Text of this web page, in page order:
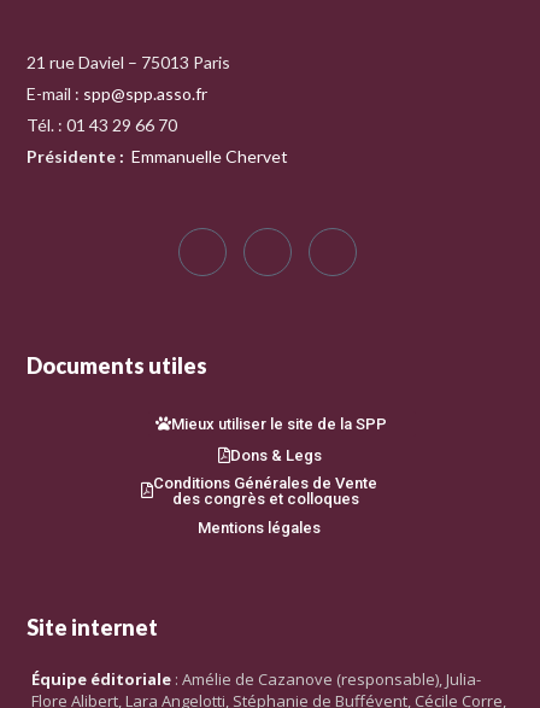
21 rue Daviel – 75013 Paris
E-mail : spp@spp.asso.fr
Tél. : 01 43 29 66 70
Présidente : Emmanuelle Chervet
Documents utiles
Mieux utiliser le site de la SPP
Dons & Legs
Conditions Générales de Vente
des congrès et colloques
Mentions légales
Site internet
Équipe éditoriale : Amélie de Cazanove (responsable), Julia-
Flore Alibert, Lara Angelotti, Stéphanie de Buffévent, Cécile Corre,